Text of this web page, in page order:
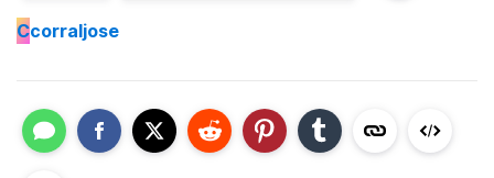
Ccorraljose